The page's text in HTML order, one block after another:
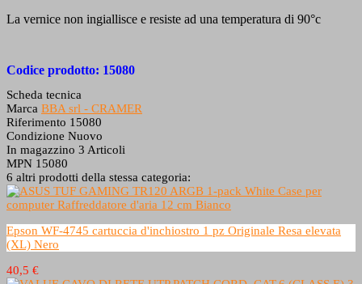
La vernice non ingiallisce e resiste ad una temperatura di 90°c
Codice prodotto: 15080
Scheda tecnica
Marca BBA srl - CRAMER
Riferimento 15080
Condizione Nuovo
In magazzino 3 Articoli
MPN 15080
6 altri prodotti della stessa categoria:
Epson WF-4745 cartuccia d'inchiostro 1 pz Originale Resa elevata
(XL) Nero
40,5 €